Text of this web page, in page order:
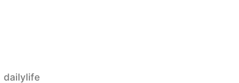
Veröffentlicht
dailylife